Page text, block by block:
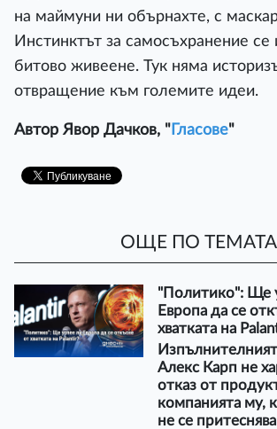
на маймуни ни обърнахте, с
Инстинктът за самосъхранение се
битово живеене. Тук няма
отвращение към големите идеи.
Автор Явор Дачков, " Гласове"
ОЩЕ ПО ТЕМАТА
"Политико": Ще
Европа да се
хватката на
Алекс Карп не
отказ от
компанията му,
не се